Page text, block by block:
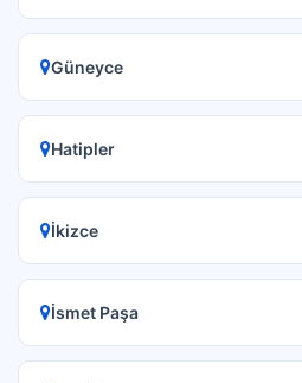
Güneyce
Hatipler
İkizce
İsmet Paşa